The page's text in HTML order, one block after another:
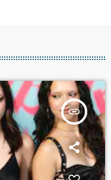
insert_link